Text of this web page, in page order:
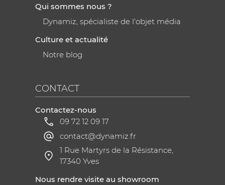
Qui sommes nous ?
Dynamiz, spécialiste de l'objet média
Culture et actualité
Notre blog
CONTACT
Contactez-nous
09 72 12 09 17
contact@dynamiz.fr
1 Rue Martyrs de la Résistance,
17340 Yves
Nous rendre visite au showroom